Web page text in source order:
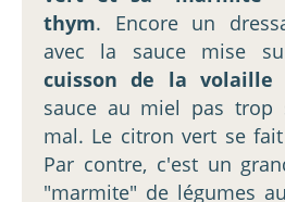
thym. Encore un
avec la sauce mise
cuisson de la volaille
sauce au miel pas trop
mal. Le citron vert se
Par contre, c'est un
"marmite" de légumes